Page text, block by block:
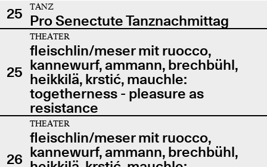
25
TANZ
Pro Senectute Tanznachmittag
25
THEATER
fleischlin/meser mit ruocco,
kannewurf, ammann, brechbühl,
heikkilä, krstić, mauchle:
togetherness - pleasure as
resistance
26
THEATER
fleischlin/meser mit ruocco,
kannewurf, ammann, brechbühl,